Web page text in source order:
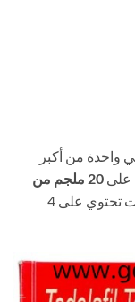
واحدة من أكبر
على
20 ملجم من
، ويتوفر عادة في عبوات تحتوي على 4